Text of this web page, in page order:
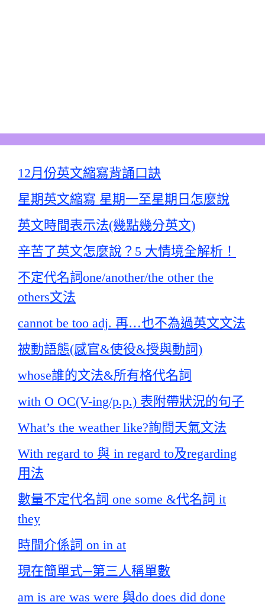
12月份英文縮寫背誦口訣
星期英文縮寫 星期一至星期日怎麼說
英文時間表示法(幾點幾分英文)
辛苦了英文怎麼說？5 大情境全解析！
不定代名詞one/another/the other the
others文法
cannot be too adj. 再…也不為過英文文法
被動語態(感官&使役&授與動詞)
whose誰的文法&所有格代名詞
with O OC(V-ing/p.p.) 表附帶狀況的句子
What’s the weather like?詢問天氣文法
With regard to 與 in regard to及regarding
用法
數量不定代名詞 one some &代名詞 it
they
時間介係詞 on in at
現在簡單式─第三人稱單數
am is are was were 與do does did done